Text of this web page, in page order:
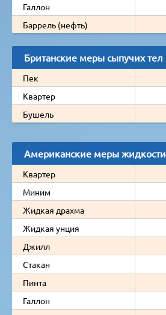
Галлон
Баррель (нефть)
Британские меры сыпучих тел
Пек
Квартер
Бушель
Американские меры жидкости
Квартер
Миним
Жидкая драхма
Жидкая унция
Джилл
Стакан
Пинта
Галлон